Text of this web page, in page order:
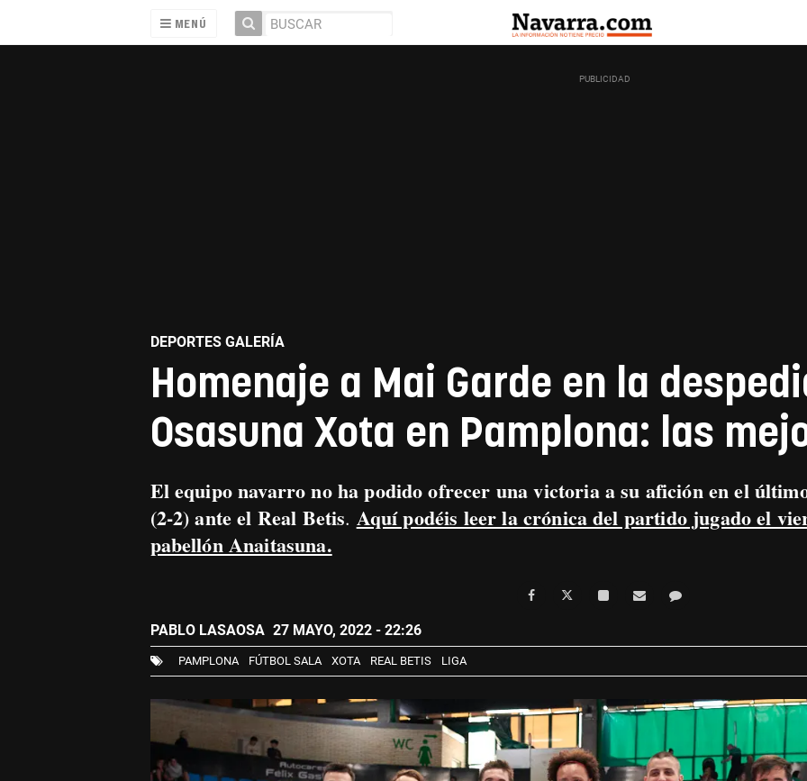
MENÚ
DEPORTES GALERÍA
Homenaje a Mai Garde en la
Osasuna Xota en Pamplona: las
El equipo navarro no ha podido ofrecer una victoria a su afición en el
(2-2) ante el Real Betis. Aquí podéis leer la crónica del partido jugado el
pabellón Anaitasuna.
PABLO LASAOSA 27 MAYO, 2022 - 22:26
PAMPLONA FÚTBOL SALA XOTA REAL BETIS LIGA